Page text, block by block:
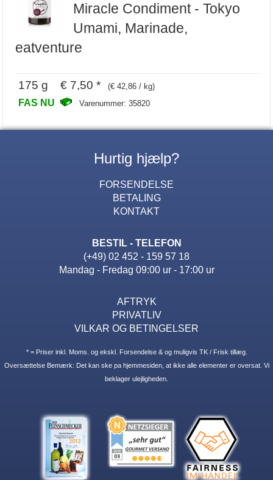
Miracle Condiment - Tokyo
Umami, Marinade,
eatventure
175 g € 7,50 * (€ 42,86 / kg)
FAS NU Varenummer: 35820
Hurtig hjælp?
FORSENDELSE
BETALING
KONTAKT
BESTIL - TELEFON
(+49) 02 452 - 159 57 18
Mandag - Fredag 09:00 ur - 17:00 ur
AFTRYK
PRIVATLIV
VILKAR OG BETINGELSER
* = Priser inkl. Moms. og ekskl. Forsendelse & og muligvis TK / Frisk tillæg.
Oversættelse Bemærk: Det kan ske pa hjemmesiden, at ikke alle elementer er oversat. Vi
beklager ulejligheden.